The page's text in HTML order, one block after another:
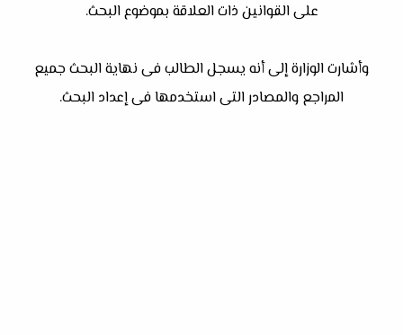
على القوانين ذات العلاقة بموضوع البحث.
وأشارت الوزارة إلى أنه يسجل الطالب فى نهاية البحث جميع
المراجع والمصادر التى استخدمها فى إعداد البحث.